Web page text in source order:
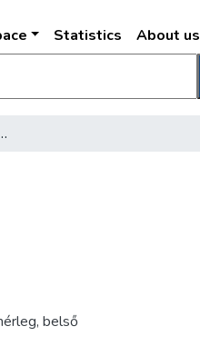
Statistics About us
hentes üzlete]
, belső